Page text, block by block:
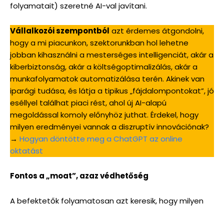
folyamatait) szeretné AI-val javítani.
Vállalkozói szempontból azt érdemes átgondolni,
hogy a mi piacunkon, szektorunkban hol lehetne
jobban kihasználni a mesterséges intelligenciát, akár a
kiberbiztonság, akár a költségoptimalizálás, akár a
munkafolyamatok automatizálása terén. Akinek van
iparági tudása, és látja a tipikus „fájdalompontokat”, jó
eséllyel találhat piaci rést, ahol új AI-alapú
megoldással komoly előnyhöz juthat. Érdekel, hogy
milyen eredményei vannak a diszruptív innovációnak?
→ Hogyan döntötte meg a ChatGPT az online
oktatást
Fontos a „moat”, azaz védhetőség
A befektetők folyamatosan azt keresik, hogy milyen